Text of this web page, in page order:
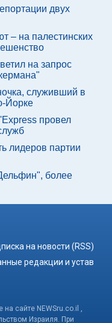
двух
– на палестинских
на запрос
служивший в
Йорке
провел
лидеров партии
более
на новости (RSS)
редакции и устав
сайте NEWSru.co.il ,
Израиля. При